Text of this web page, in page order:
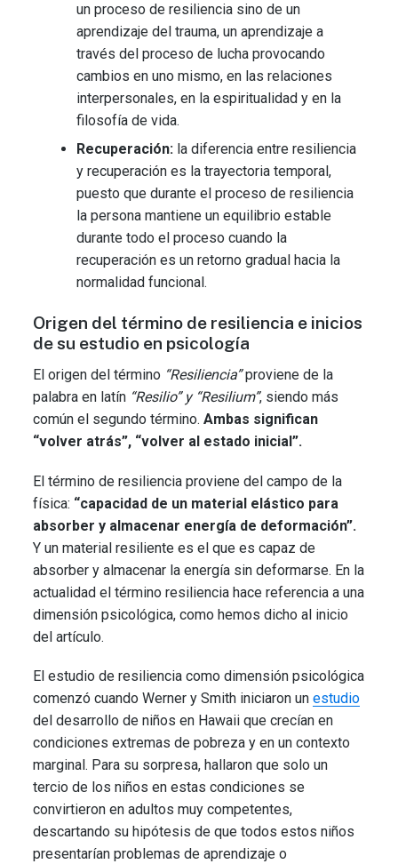
un proceso de resiliencia sino de un
aprendizaje del trauma, un aprendizaje a
través del proceso de lucha provocando
cambios en uno mismo, en las relaciones
interpersonales, en la espiritualidad y en la
filosofía de vida.
Recuperación: la diferencia entre resiliencia
y recuperación es la trayectoria temporal,
puesto que durante el proceso de resiliencia
la persona mantiene un equilibrio estable
durante todo el proceso cuando la
recuperación es un retorno gradual hacia la
normalidad funcional.
Origen del término de resiliencia e inicios
de su estudio en psicología
El origen del término “Resiliencia”proviene de la
palabra en latín “Resilio” y “Resilium”, siendo más
común el segundo término. Ambas significan
“volver atrás”, “volver al estado inicial”.
El término de resiliencia proviene del campo de la
física: “capacidad de un material elástico para
absorber y almacenar energía de deformación”.
Y un material resiliente es el que es capaz de
absorber y almacenar la energía sin deformarse. En la
actualidad el término resiliencia hace referencia a una
dimensión psicológica, como hemos dicho al inicio
del artículo.
El estudio de resiliencia como dimensión psicológica
comenzó cuando Werner y Smith iniciaron unestudio
del desarrollo de niños en Hawaii que crecían en
condiciones extremas de pobreza y en un contexto
marginal. Para su sorpresa, hallaron que solo un
tercio de los niños en estas condiciones se
convirtieron en adultos muy competentes,
descartando su hipótesis de que todos estos niños
presentarían problemas de aprendizaje o